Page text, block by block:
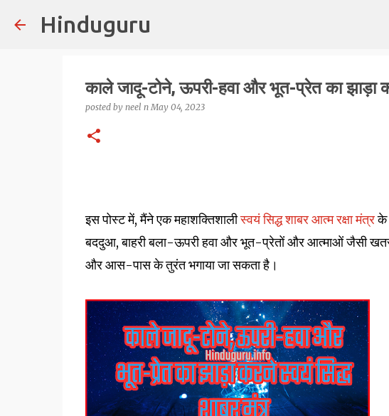
Hinduguru
काले जादू-टोने, ऊपरी-हवा और भूत-प्रेत का झाड़ा
posted by neel n May 04, 2023
इस पोस्ट में, मैंने एक महाशक्तिशालीस्वयं सिद्ध शाबर आत्म रक्षा मंत्रके
बददुआ, बाहरी बला-ऊपरी हवा और भूत-प्रेतों और आत्माओं जैसी
और आस-पास के तुरंत भगाया जा सकता है।